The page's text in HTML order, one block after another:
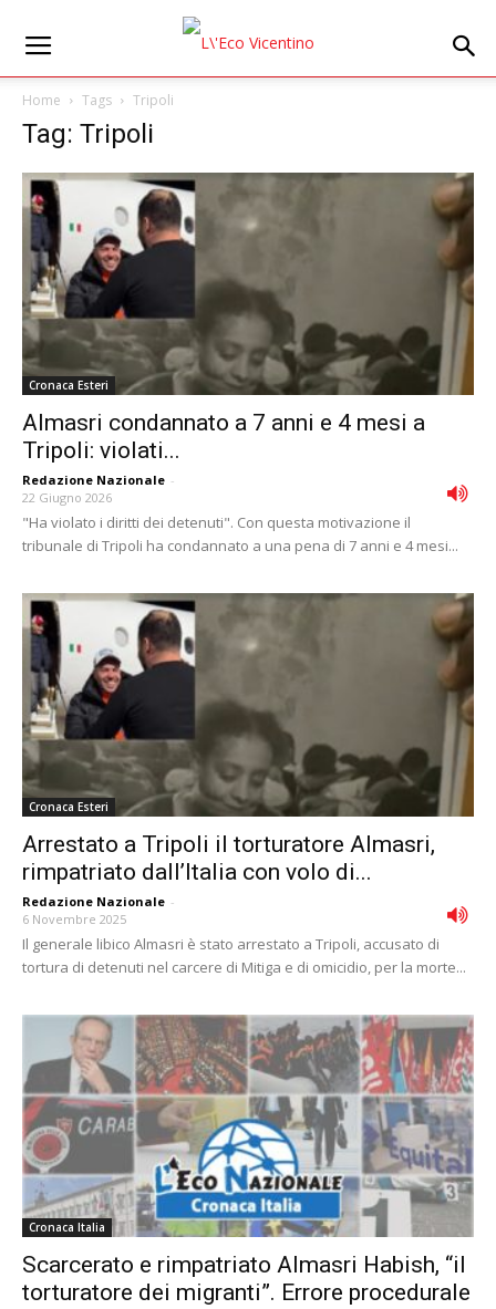
Home Tags Tripoli
Tag: Tripoli
Cronaca Esteri
Almasri condannato a 7 anni e 4 mesi a
Tripoli: violati...
Redazione Nazionale -
22 Giugno 2026
"Ha violato i diritti dei detenuti". Con questa motivazione il
tribunale di Tripoli ha condannato a una pena di 7 anni e 4 mesi...
Cronaca Esteri
Arrestato a Tripoli il torturatore Almasri,
rimpatriato dall’Italia con volo di...
Redazione Nazionale -
6 Novembre 2025
Il generale libico Almasri è stato arrestato a Tripoli, accusato di
tortura di detenuti nel carcere di Mitiga e di omicidio, per la morte...
Cronaca Italia
Scarcerato e rimpatriato Almasri Habish, “il
torturatore dei migranti”. Errore procedurale